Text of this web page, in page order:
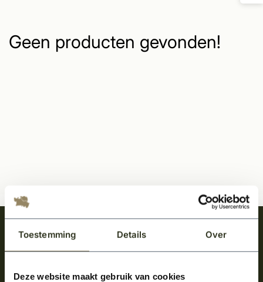
Toestemming Details Over
Deze website maakt gebruik van cookies
Geen producten gevonden!
Meld je aan en ontvang het laatste nieuws
over onze kempische bouwstijl!
Aanmelden voor de nieuwsbrief